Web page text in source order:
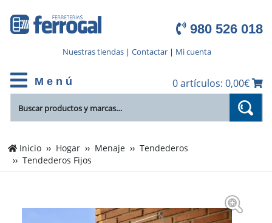
980 526 018
Nuestras tiendas| Contactar| Mi cuenta
M e n ú 0 artículos: 0,00€
Inicio Hogar Menaje
Tendederos
Tendederos Fijos